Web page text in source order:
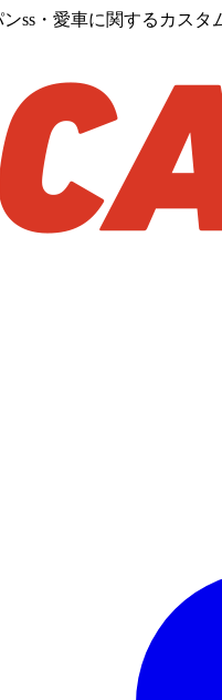
ss・愛車に関するカスタ